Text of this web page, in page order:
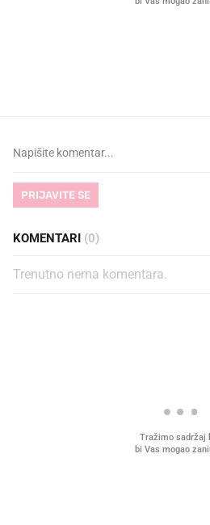
PRIJAVITE SE
KOMENTARI (0)
Trenutno nema komentara.